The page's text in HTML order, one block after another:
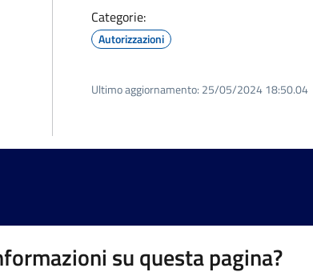
Categorie:
Autorizzazioni
Ultimo aggiornamento: 25/05/2024 18:50.04
su questa pagina?